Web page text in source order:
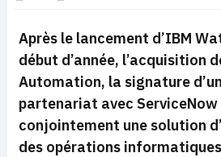
Après le lancement d’IBM
début d’année, l’acquisition
Automation, la signature
partenariat avec
conjointement une solution
des opérations